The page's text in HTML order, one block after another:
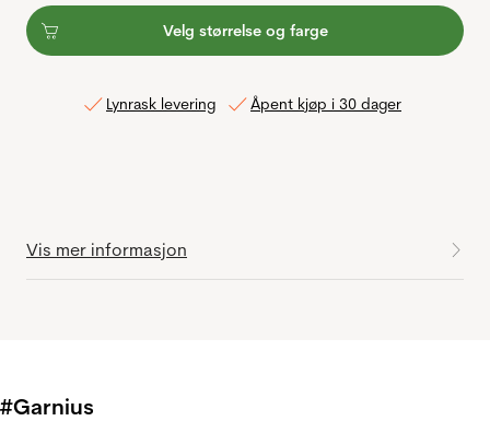
Velg størrelse og farge
Lynrask levering Åpent kjøp i 30 dager
Vis mer informasjon
#Garnius